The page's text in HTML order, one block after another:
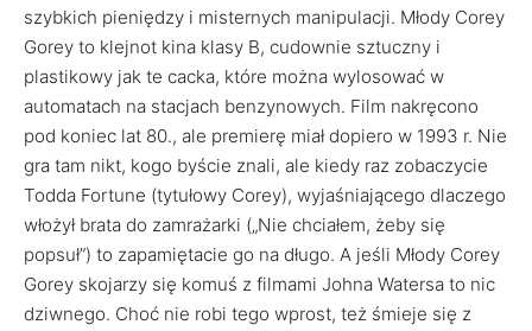
szybkich pieniędzy i misternych manipulacji. Młody Corey
Gorey to klejnot kina klasy B, cudownie sztuczny i
plastikowy jak te cacka, które można wylosować w
automatach na stacjach benzynowych. Film nakręcono
pod koniec lat 80., ale premierę miał dopiero w 1993 r. Nie
gra tam nikt, kogo byście znali, ale kiedy raz zobaczycie
Todda Fortune (tytułowy Corey), wyjaśniającego dlaczego
włożył brata do zamrażarki („Nie chciałem, żeby się
popsuł”) to zapamiętacie go na długo. A jeśli Młody Corey
Gorey skojarzy się komuś z filmami Johna Watersa to nic
dziwnego. Choć nie robi tego wprost, też śmieje się z